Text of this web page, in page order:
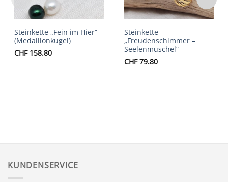
Steinkette „Fein im Hier“
(Medaillonkugel)
CHF158.80
Steinkette
„Freudenschimmer –
Seelenmuschel“
CHF79.80
KUNDENSERVICE